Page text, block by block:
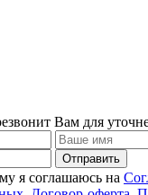
Вам для
Отправить
я соглашаюсь на